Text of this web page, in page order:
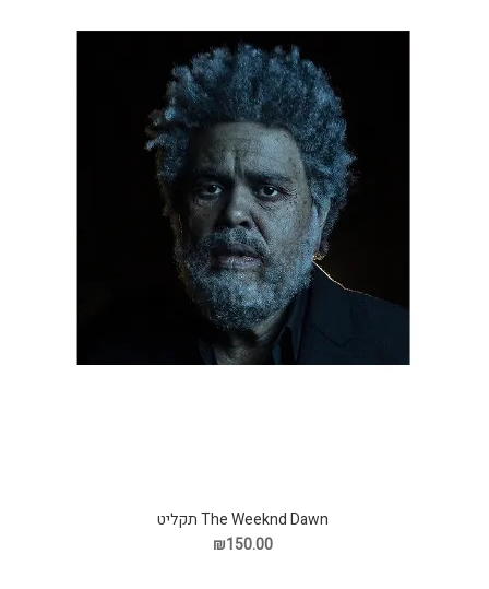
The Weeknd Dawn תקליט
₪150.00